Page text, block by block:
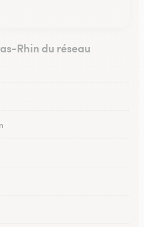
Rhin du réseau